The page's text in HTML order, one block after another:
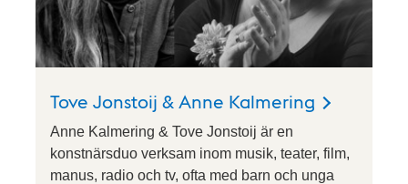
Tove Jonstoij & Anne Kalmering
Anne Kalmering & Tove Jonstoij är en
konstnärsduo verksam inom musik, teater, film,
manus, radio och tv, ofta med barn och unga